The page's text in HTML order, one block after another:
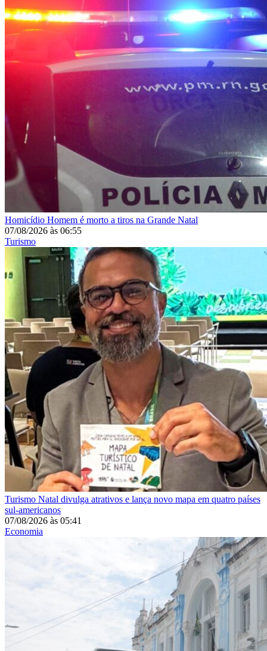
Homicídio Homem é morto a tiros na Grande Natal
07/08/2026 às 06:55
Turismo
Turismo Natal divulga atrativos e lança novo mapa em quatro países
sul-americanos
07/08/2026 às 05:41
Economia